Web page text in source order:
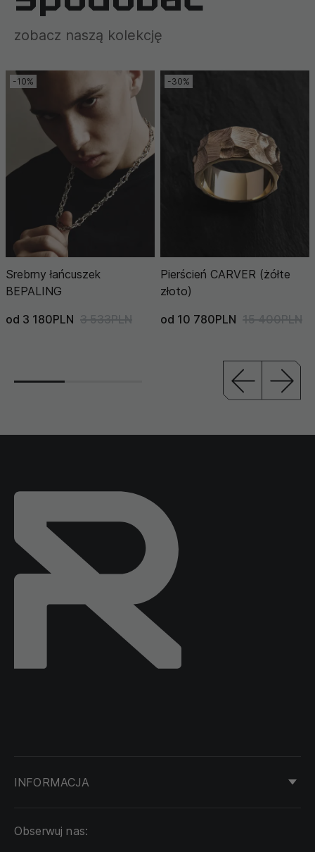
zobacz naszą kolekcję
-10%
Srebrny łańcuszek
BEPALING
od 3 180PLN 3 533PLN
-30%
Pierścień CARVER (żółte
złoto)
od 10 780PLN 15 400PLN
INFORMACJA
DOSTAWA I PŁATNOŚĆ
Obserwuj nas: